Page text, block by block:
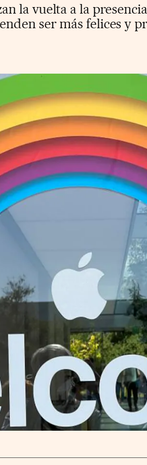
la vuelta a la
ser más felices y